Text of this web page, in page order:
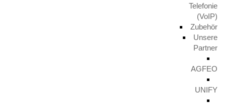
Telefonie
(VoIP)
Zubehör
Unsere
Partner
AGFEO
UNIFY